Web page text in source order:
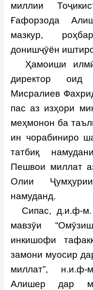
миллии
Ғафорзода
мазкур,
донишҷӯён
Ҳамоиши илмӣ-
директор
Мисралиев
пас аз изҳори
меҳмонон ба
ин чорабиниро
татбиқ
Пешвои миллат
Олии
намуданд.
Сипас, д.и.ф-м.
мавзӯи
инкишофи
замони муосир
миллат”,
Алишер дар